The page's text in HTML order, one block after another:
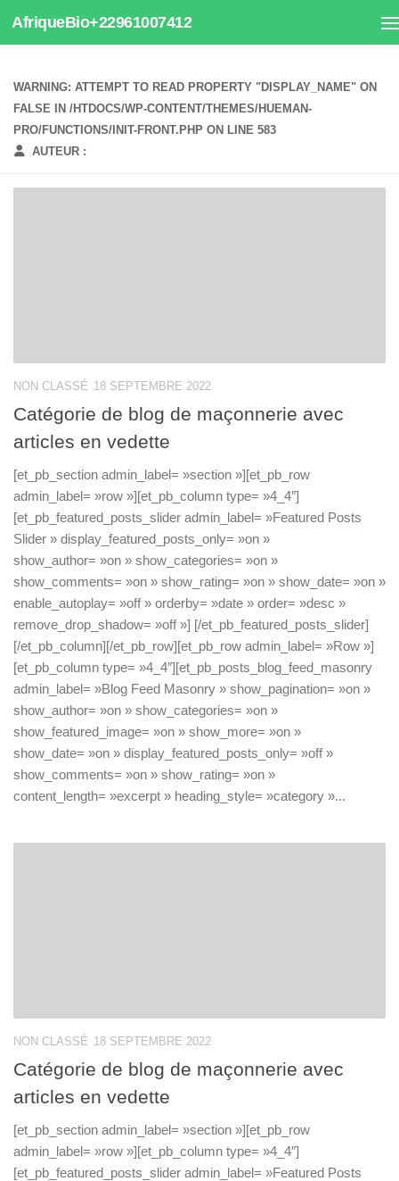
Au dessous du contenu
AfriqueBio+22961007412
WARNING: ATTEMPT TO READ PROPERTY "DISPLAY_NAME" ON
FALSE IN /HTDOCS/WP-CONTENT/THEMES/HUEMAN-
PRO/FUNCTIONS/INIT-FRONT.PHP ON LINE 583
AUTEUR :
NON CLASSÉ 18 SEPTEMBRE 2022
Catégorie de blog de maçonnerie avec
articles en vedette
[et_pb_section admin_label= »section »][et_pb_row
admin_label= »row »][et_pb_column type= »4_4″]
[et_pb_featured_posts_slider admin_label= »Featured Posts
Slider » display_featured_posts_only= »on »
show_author= »on » show_categories= »on »
show_comments= »on » show_rating= »on » show_date= »on »
enable_autoplay= »off » orderby= »date » order= »desc »
remove_drop_shadow= »off »] [/et_pb_featured_posts_slider]
[/et_pb_column][/et_pb_row][et_pb_row admin_label= »Row »]
[et_pb_column type= »4_4″][et_pb_posts_blog_feed_masonry
admin_label= »Blog Feed Masonry » show_pagination= »on »
show_author= »on » show_categories= »on »
show_featured_image= »on » show_more= »on »
show_date= »on » display_featured_posts_only= »off »
show_comments= »on » show_rating= »on »
content_length= »excerpt » heading_style= »category »...
NON CLASSÉ 18 SEPTEMBRE 2022
Catégorie de blog de maçonnerie avec
articles en vedette
[et_pb_section admin_label= »section »][et_pb_row
admin_label= »row »][et_pb_column type= »4_4″]
[et_pb_featured_posts_slider admin_label= »Featured Posts